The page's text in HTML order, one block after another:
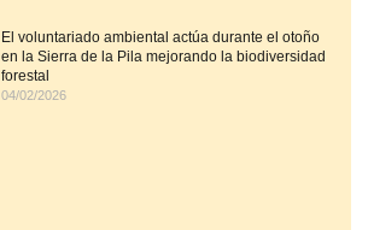
El voluntariado ambiental actúa durante el otoño
en la Sierra de la Pila mejorando la biodiversidad
forestal
04/02/2026